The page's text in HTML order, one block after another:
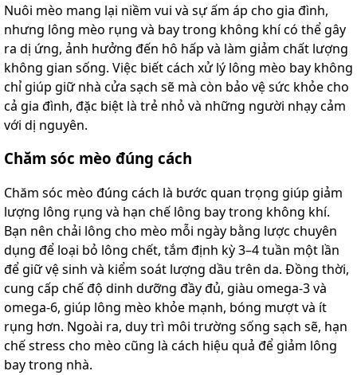
Nuôi mèo mang lại niềm vui và sự ấm áp cho gia đình,
nhưng lông mèo rụng và bay trong không khí có thể gây
ra dị ứng, ảnh hưởng đến hô hấp và làm giảm chất lượng
không gian sống. Việc biết cách xử lý lông mèo bay không
chỉ giúp giữ nhà cửa sạch sẽ mà còn bảo vệ sức khỏe cho
cả gia đình, đặc biệt là trẻ nhỏ và những người nhạy cảm
với dị nguyên.
Chăm sóc mèo đúng cách
Chăm sóc mèo đúng cách là bước quan trọng giúp giảm
lượng lông rụng và hạn chế lông bay trong không khí.
Bạn nên chải lông cho mèo mỗi ngày bằng lược chuyên
dụng để loại bỏ lông chết, tắm định kỳ 3–4 tuần một lần
để giữ vệ sinh và kiểm soát lượng dầu trên da. Đồng thời,
cung cấp chế độ dinh dưỡng đầy đủ, giàu omega-3 và
omega-6, giúp lông mèo khỏe mạnh, bóng mượt và ít
rụng hơn. Ngoài ra, duy trì môi trường sống sạch sẽ, hạn
chế stress cho mèo cũng là cách hiệu quả để giảm lông
bay trong nhà.